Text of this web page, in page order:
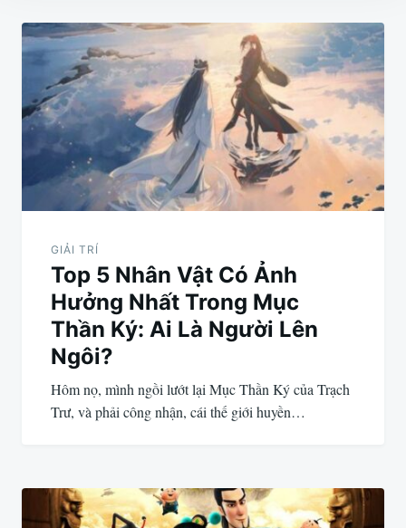
Điều
hướng
bài
viết
GIẢI TRÍ
Top 5 Nhân Vật Có Ảnh
Hưởng Nhất Trong Mục
Thần Ký: Ai Là Người Lên
Ngôi?
Hôm nọ, mình ngồi lướt lại Mục Thần Ký của Trạch
Trư, và phải công nhận, cái thế giới huyền…